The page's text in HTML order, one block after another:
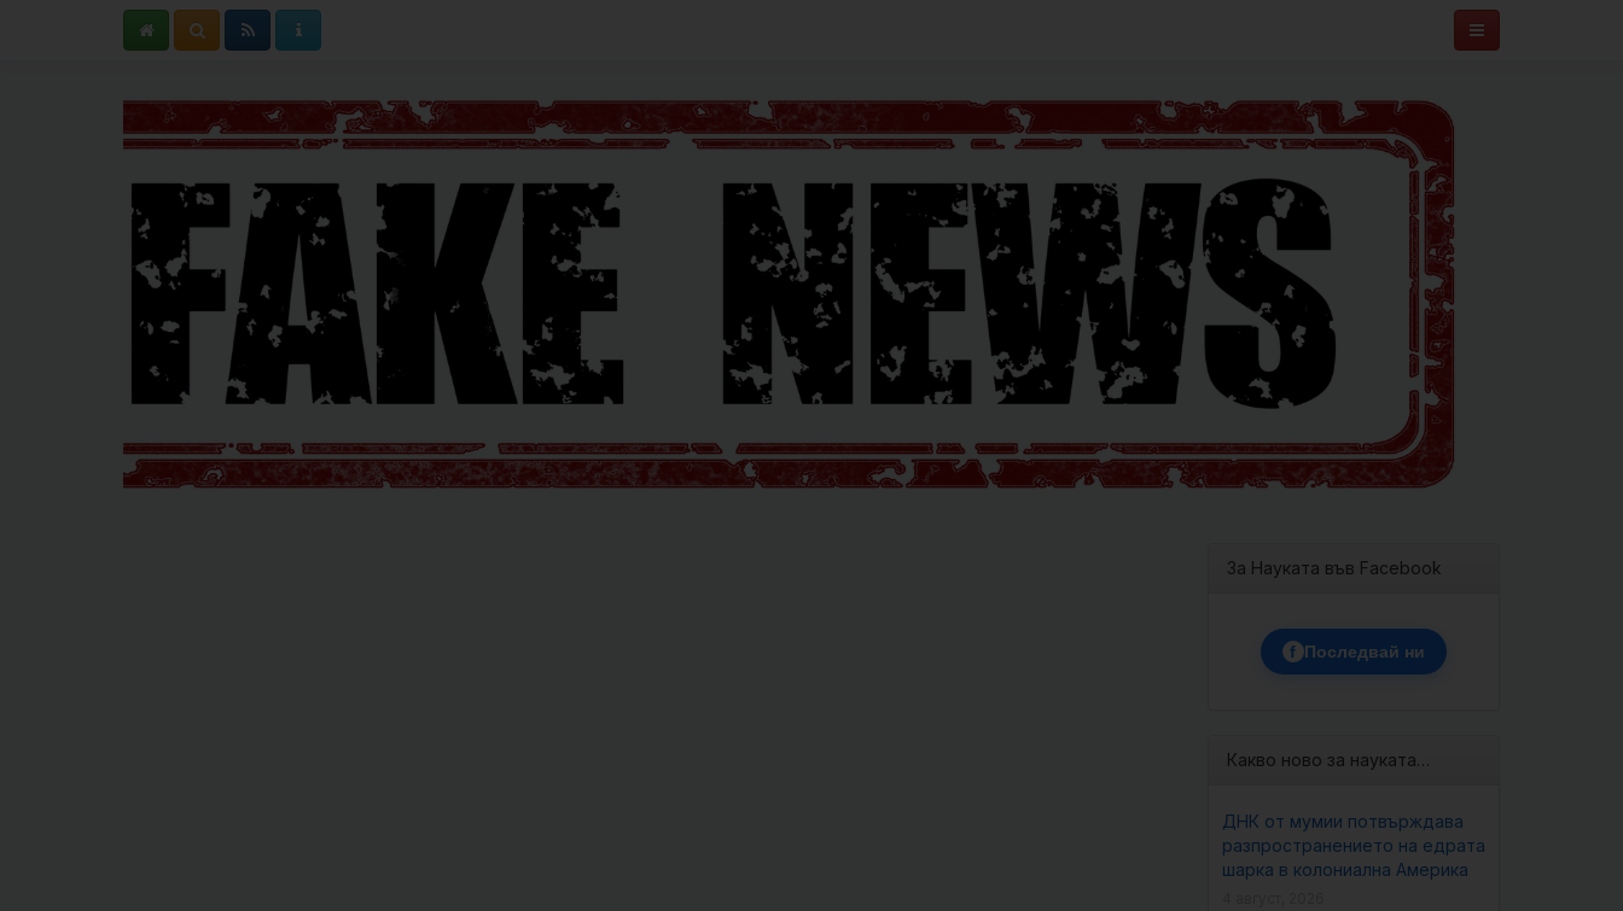
За Науката във Facebook
f Последвай ни
Какво ново за науката…
ДНК от мумии потвърждава
разпространението на едрата
шарка в колониална Америка